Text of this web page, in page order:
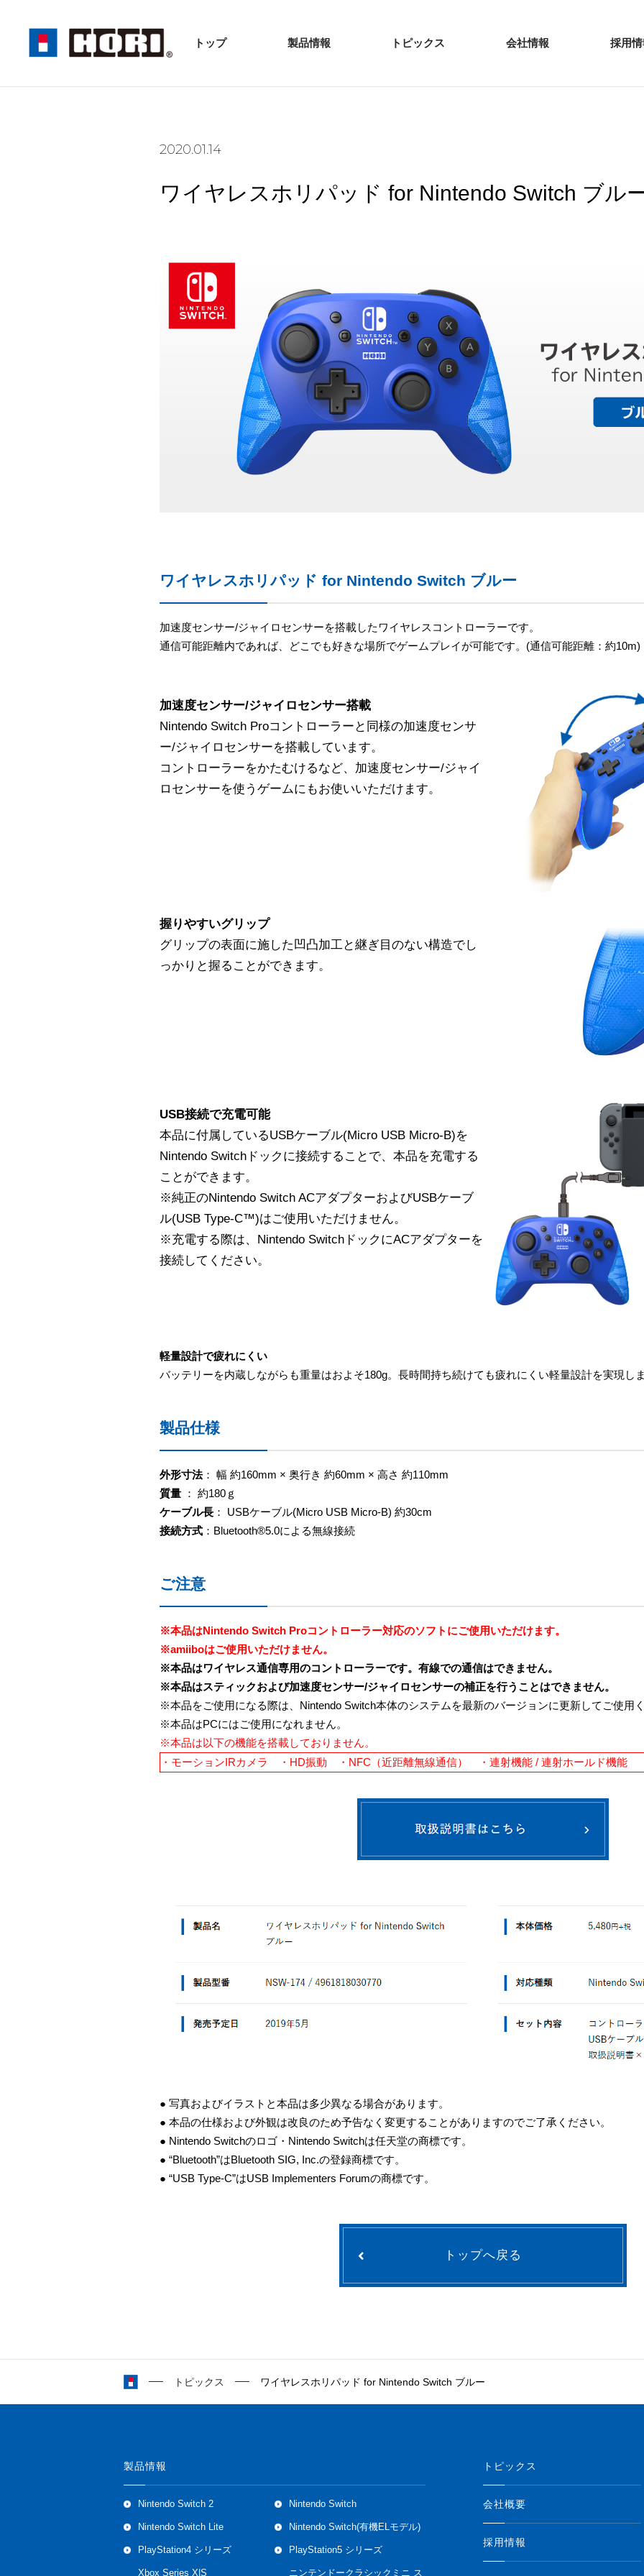
トップ 製品情報 トピックス 会社情報 採用
2020.01.14
ワイヤレスホリパッド for Nintendo Switch ブル
ワイヤレスホリパッド for Nintendo Switch ブルー
加速度センサー/ジャイロセンサーを搭載したワイヤレスコントローラーです。
通信可能距離内であれば、どこでも好きな場所でゲームプレイが可能です。(通信可能距離：約10m)
加速度センサー/ジャイロセンサー搭載
Nintendo Switch Proコントローラーと同様の加速度センサ
ー/ジャイロセンサーを搭載しています。
コントローラーをかたむけるなど、加速度センサー/ジャイ
ロセンサーを使うゲームにもお使いいただけます。
握りやすいグリップ
グリップの表面に施した凹凸加工と継ぎ目のない構造でし
っかりと握ることができます。
USB接続で充電可能
本品に付属しているUSBケーブル(Micro USB Micro-B)を
Nintendo Switchドックに接続することで、本品を充電する
ことができます。
※純正のNintendo Switch ACアダプターおよびUSBケーブ
ル(USB Type-C™)はご使用いただけません。
※充電する際は、Nintendo SwitchドックにACアダプターを
接続してください。
軽量設計で疲れにくい
バッテリーを内蔵しながらも重量はおよそ180g。長時間持ち続けても疲れにくい軽量設計を実現し
製品仕様
外形寸法： 幅 約160mm × 奥行き 約60mm × 高さ 約110mm
質量 ： 約180ｇ
ケーブル長 ： USBケーブル(Micro USB Micro-B) 約30cm
接続方式 ：Bluetooth®5.0による無線接続
ご注意
※本品はNintendo Switch Proコントローラー対応のソフトにご使用いただけます。
※amiiboはご使用いただけません。
※本品はワイヤレス通信専用のコントローラーです。有線での通信はできません。
※本品はスティックおよび加速度センサー/ジャイロセンサーの補正を行うことはできません。
※本品をご使用になる際は、Nintendo Switch本体のシステムを最新のバージョンに更新してご使用
※本品はPCにはご使用になれません。
※本品は以下の機能を搭載しておりません。
・モーションIRカメラ ・HD振動 ・NFC（近距離無線通信） ・連射機能 / 連射ホールド機能
● 写真およびイラストと本品は多少異なる場合があります。
● 本品の仕様および外観は改良のため予告なく変更することがありますのでご了承ください。
● Nintendo Switchのロゴ・Nintendo Switchは任天堂の商標です。
● “Bluetooth”はBluetooth SIG, Inc.の登録商標です。
● “USB Type-C”はUSB Implementers Forumの商標です。
トップへ戻る
トピックス ワイヤレスホリパッド for Nintendo Switch ブルー
製品情報
Nintendo Switch 2 Nintendo Switch
Nintendo Switch Lite Nintendo Switch(有機ELモデル)
PlayStation4 シリーズ PlayStation5 シリーズ
Xbox Series X|S ニンテンドークラシックミニ ス
トピックス
会社概要
採用情報